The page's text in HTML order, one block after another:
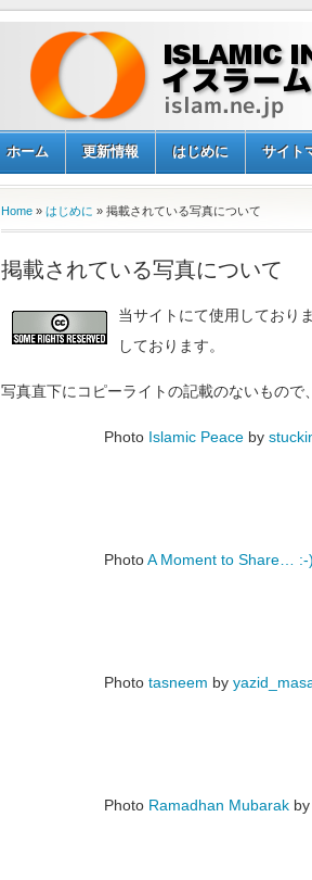
ホーム 更新情報 はじめに サイト
Home » はじめに » 掲載されている写真について
掲載されている写真について
当サイトにて使用しており
しております。
写真直下にコピーライトの記載のないもので
Photo Islamic Peace by
PhotoA Moment to Share… :-)
Photo tasneem by
Photo Ramadhan Mubarak by